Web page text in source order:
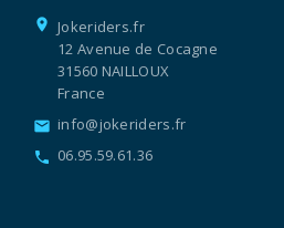
location_on
Jokeriders.fr
12 Avenue de Cocagne
31560 NAILLOUX
France
email info@jokeriders.fr
call 06.95.59.61.36